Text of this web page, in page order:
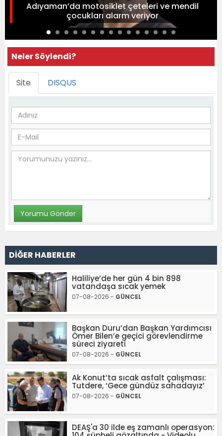
Adıyaman’da motosiklet çeteleri ve mendil
çocukları alarm veriyor
Neler Söylendi?
Site DISQUS
DİĞER HABERLER
Haliliye’de her gün 4 bin 898
vatandaşa sıcak yemek
07-08-2026 - GÜNCEL
Başkan Duru’dan Başkan Yardımcısı
Ömer Bilen’e geçici görevlendirme
süreci ziyareti
07-08-2026 - GÜNCEL
Ak Konut’ta sıcak asfalt çalışması:
Tutdere, ‘Gece gündüz sahadayız’
07-08-2026 - GÜNCEL
DEAŞ'a 30 ilde eş zamanlı operasyon: